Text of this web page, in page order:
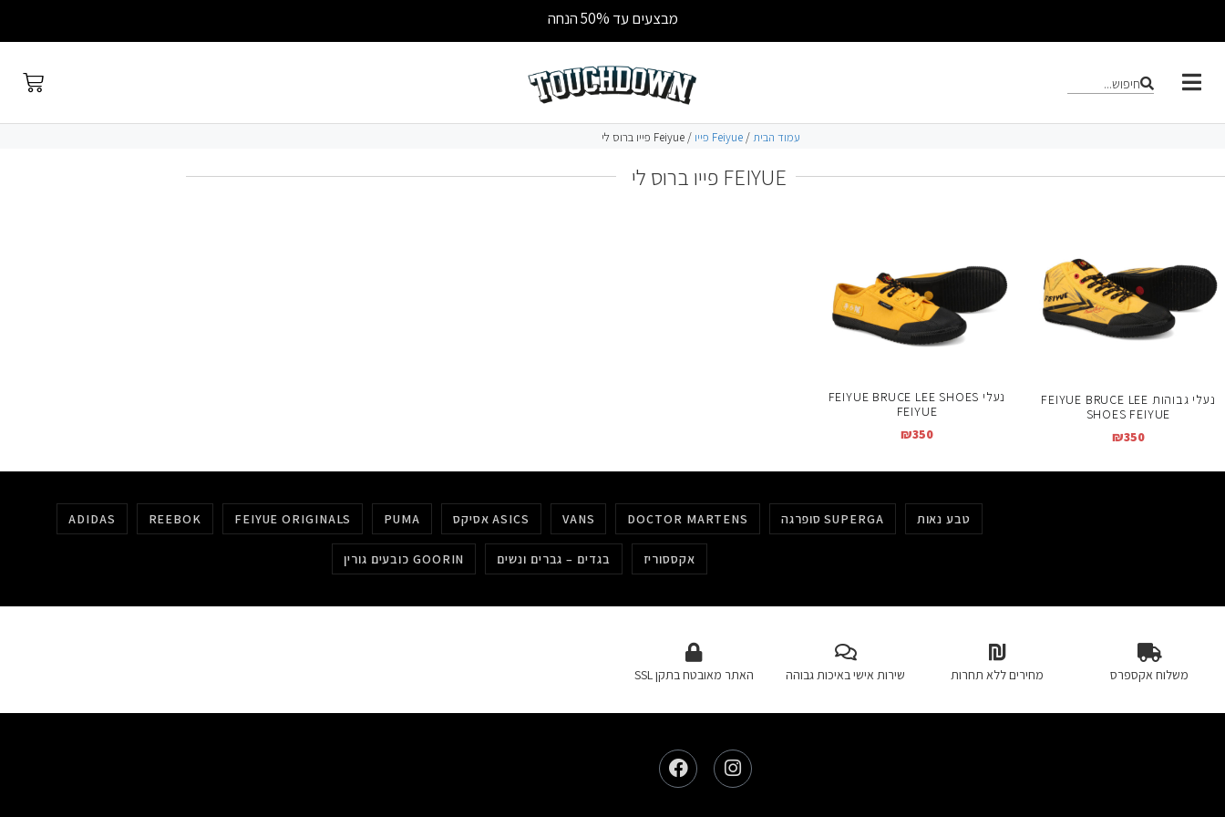
מבצעים עד 50% הנחה
חיפוש...
עמוד הבית/ Feiyue פייו / Feiyue פייו ברוס לי
FEIYUE פייו ברוס לי
נעלי גבוהות FEIYUE BRUCE LEE
SHOES FEIYUE
₪350
נעלי FEIYUE BRUCE LEE SHOES
FEIYUE
₪350
ADIDAS REEBOK FEIYUE ORIGINALS PUMA אסיקס ASICS VANS DOCTOR MARTENS סופרגה SUPERGA טבע נאות
כובעים גורין GOORIN בגדים – גברים ונשים אקססוריז
משלוח אקספרס מחירים ללא תחרות שירות אישי באיכות גבוהה האתר מאובטח בתקן SSL